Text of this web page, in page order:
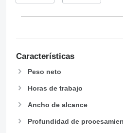
Características
Peso neto
Horas de trabajo
Ancho de alcance
Profundidad de